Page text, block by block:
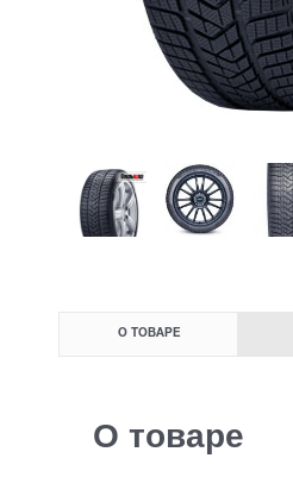
О ТОВАРЕ
О товаре